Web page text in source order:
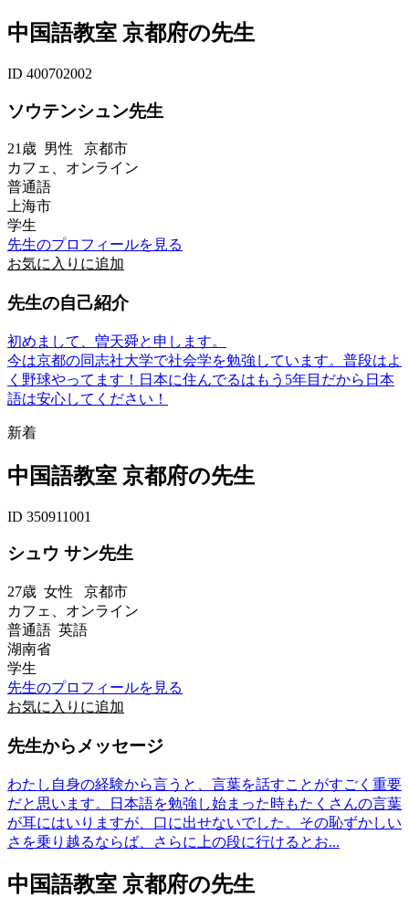
中国語教室 京都府の先生
ID 400702002
ソウテンシュン先生
21歳 男性 京都市
カフェ、オンライン
普通語
上海市
学生
先生のプロフィールを見る
お気に入りに追加
先生の自己紹介
初めまして、曽天舜と申します。
今は京都の同志社大学で社会学を勉強しています。普段はよ
く野球やってます！日本に住んでるはもう5年目だから日本
語は安心してください！
新着
中国語教室 京都府の先生
ID 350911001
シュウ サン先生
27歳 女性 京都市
カフェ、オンライン
普通語 英語
湖南省
学生
先生のプロフィールを見る
お気に入りに追加
先生からメッセージ
わたし自身の経験から言うと、言葉を話すことがすごく重要
だと思います。日本語を勉強し始まった時もたくさんの言葉
が耳にはいりますが、口に出せないでした。その恥ずかしい
さを乗り越るならば、さらに上の段に行けるとお...
中国語教室 京都府の先生